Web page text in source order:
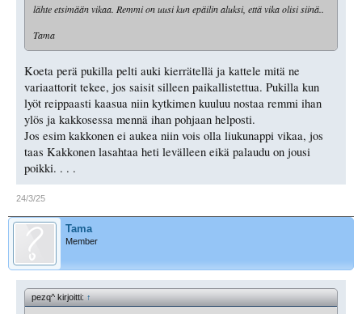
lähte etsimään vikaa. Remmi on uusi kun epäilin aluksi, että vika olisi siinä..
Tama
Koeta perä pukilla pelti auki kierrätellä ja kattele mitä ne
variaattorit tekee, jos saisit silleen paikallistettua. Pukilla kun
lyöt reippaasti kaasua niin kytkimen kuuluu nostaa remmi ihan
ylös ja kakkosessa mennä ihan pohjaan helposti.
Jos esim kakkonen ei aukea niin vois olla liukunappi vikaa, jos
taas Kakkonen lasahtaa heti levälleen eikä palaudu on jousi
poikki. . . .
24/3/25
Tama
Member
pezq^ kirjoitti:↑